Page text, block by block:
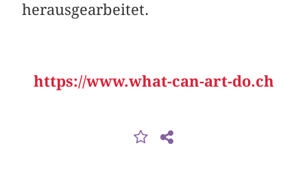
herausgearbeitet.
https://www.what-can-art-do.ch